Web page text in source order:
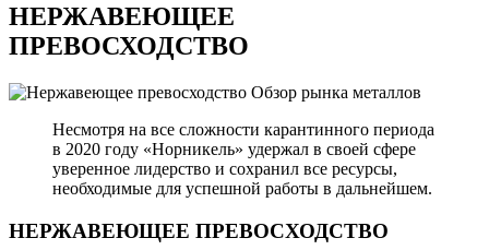
НЕРЖАВЕЮЩЕЕ
ПРЕВОСХОДСТВО
Обзор рынка металлов
Несмотря на все сложности карантинного периода
в 2020 году «Норникель» удержал в своей сфере
уверенное лидерство и сохранил все ресурсы,
необходимые для успешной работы в дальнейшем.
НЕРЖАВЕЮЩЕЕ ПРЕВОСХОДСТВО